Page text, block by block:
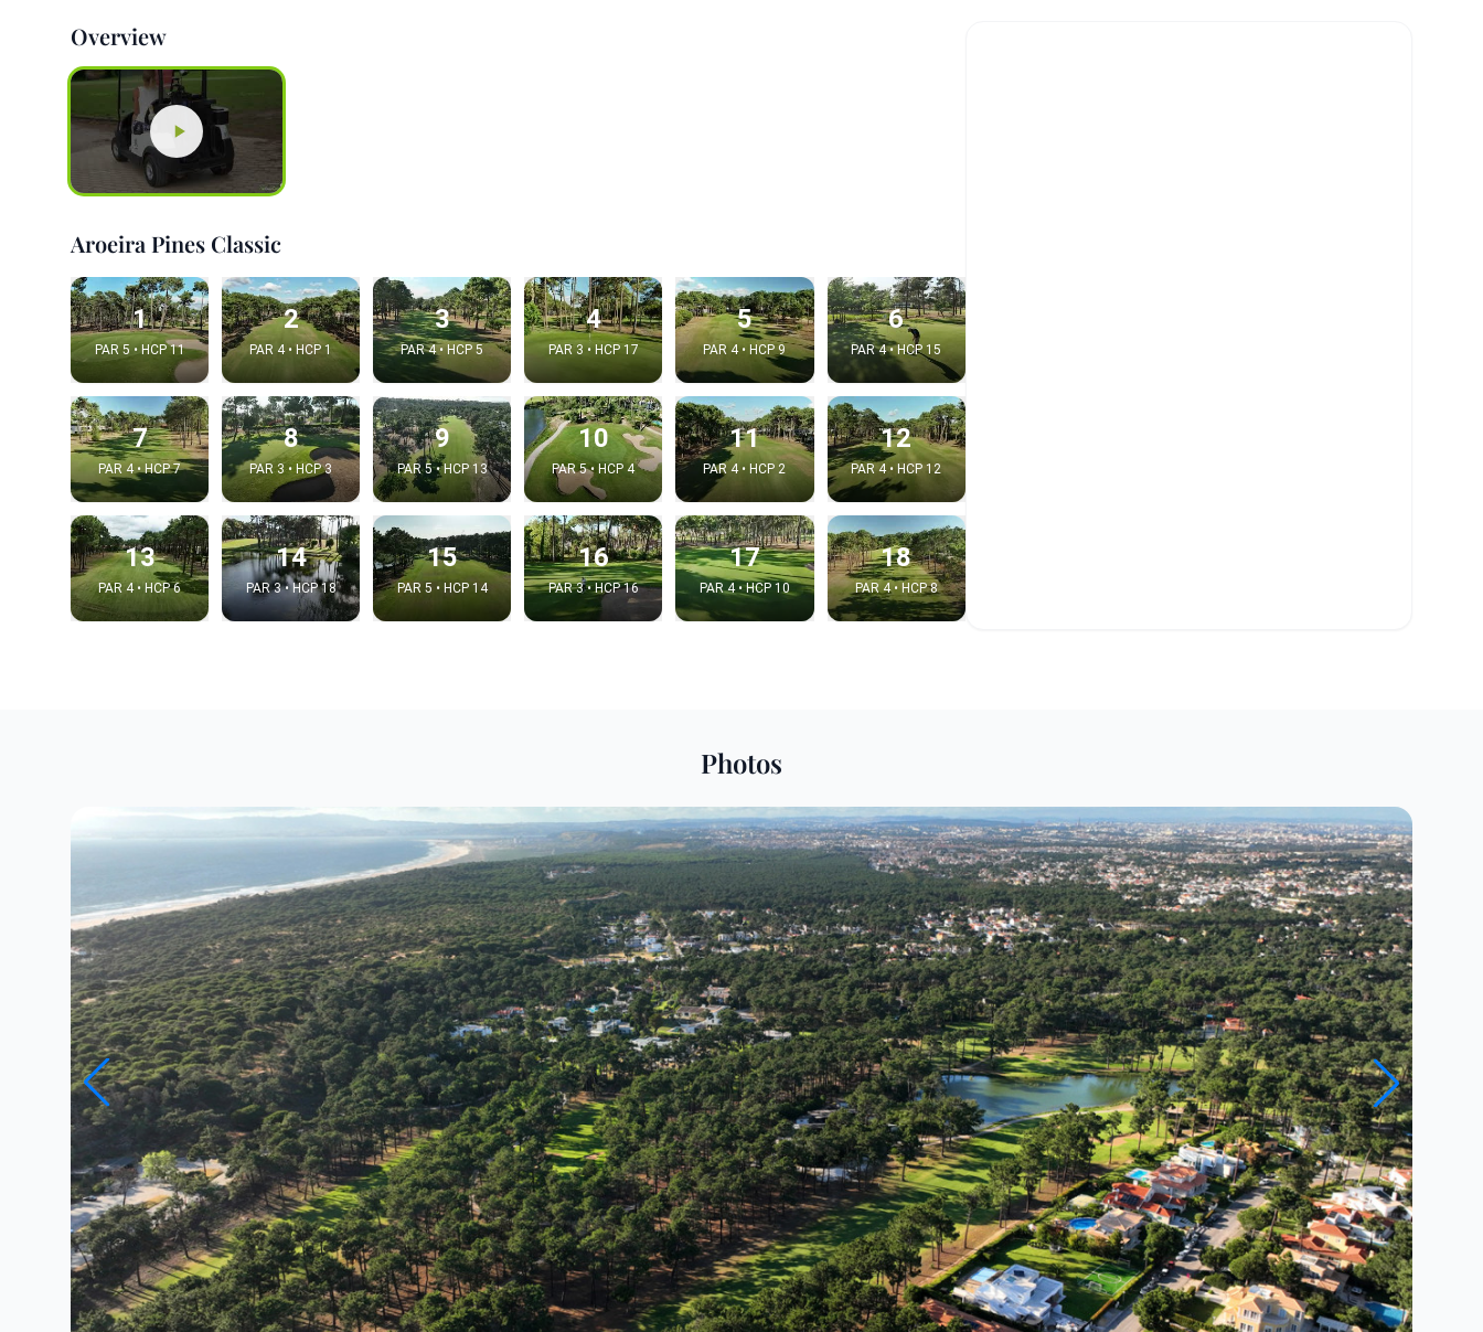
Overview
Aroeira Pines Classic
1
PAR 5 • HCP 11
2
PAR 4 • HCP 1
3
PAR 4 • HCP 5
4
PAR 3 • HCP 17
5
PAR 4 • HCP 9
6
PAR 4 • HCP 15
7
PAR 4 • HCP 7
8
PAR 3 • HCP 3
9
PAR 5 • HCP 13
10
PAR 5 • HCP 4
11
PAR 4 • HCP 2
12
PAR 4 • HCP 12
13
PAR 4 • HCP 6
14
PAR 3 • HCP 18
15
PAR 5 • HCP 14
16
PAR 3 • HCP 16
17
PAR 4 • HCP 10
18
PAR 4 • HCP 8
Photos
Embed code
Close